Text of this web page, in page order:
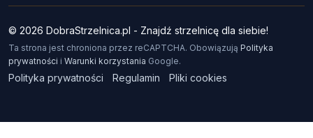
© 2026 DobraStrzelnica.pl - Znajdź strzelnicę dla siebie!
Ta strona jest chroniona przez reCAPTCHA. Obowiązują Polityka
prywatności i Warunki korzystania Google.
Polityka prywatności Regulamin Pliki cookies